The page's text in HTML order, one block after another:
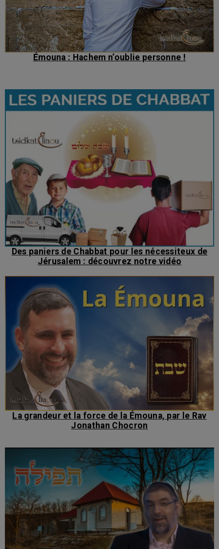
Émouna : Hachem n’oublie personne !
Des paniers de Chabbat pour les nécessiteux de
Jérusalem : découvrez notre vidéo
La grandeur et la force de la Émouna, par le Rav
Jonathan Chocron